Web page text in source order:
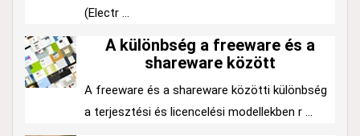
(Electr ...
A különbség a freeware és a
shareware között
A freeware és a shareware közötti különbség
a terjesztési és licencelési modellekben r ...